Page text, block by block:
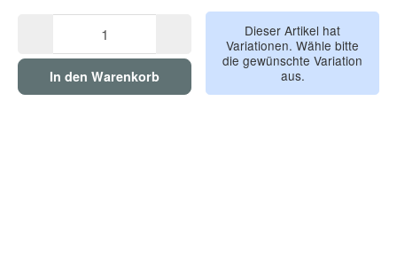
In den Warenkorb
Dieser Artikel hat
Variationen. Wähle bitte
die gewünschte Variation
aus.